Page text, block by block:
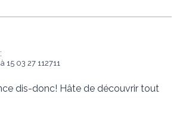
15 03 27 112711
dis-donc! Hâte de découvrir tout